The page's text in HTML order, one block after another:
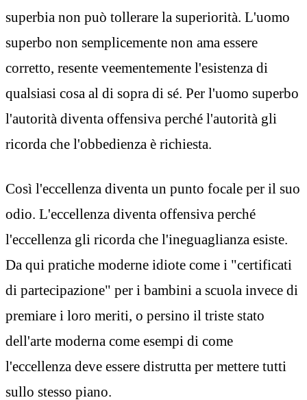
superbia non può tollerare la superiorità. L'uomo
superbo non semplicemente non ama essere
corretto, resente veementemente l'esistenza di
qualsiasi cosa al di sopra di sé. Per l'uomo superbo
l'autorità diventa offensiva perché l'autorità gli
ricorda che l'obbedienza è richiesta.
Così l'eccellenza diventa un punto focale per il suo
odio. L'eccellenza diventa offensiva perché
l'eccellenza gli ricorda che l'ineguaglianza esiste.
Da qui pratiche moderne idiote come i "certificati
di partecipazione" per i bambini a scuola invece di
premiare i loro meriti, o persino il triste stato
dell'arte moderna come esempi di come
l'eccellenza deve essere distrutta per mettere tutti
sullo stesso piano.